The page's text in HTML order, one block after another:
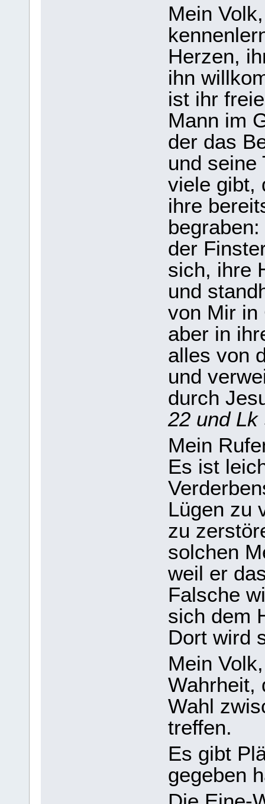
Mein
Herzen,
ihn
ist ihr
Mann im
der das
und seine
viele gibt,
ihre
der
sich, ihre
und
von Mir in
aber in
alles von
und
durch
22 und
Mein
Es ist
Lügen zu
zu
solchen
weil er
Falsche
sich dem
Dort wird
Mein
Wahrheit,
Wahl
treffen.
Es gibt
gegeben